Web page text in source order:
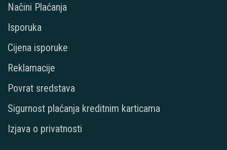
Načini Plaćanja
Isporuka
Cijena isporuke
Reklamacije
Povrat sredstava
Sigurnost plaćanja kreditnim karticama
Izjava o privatnosti